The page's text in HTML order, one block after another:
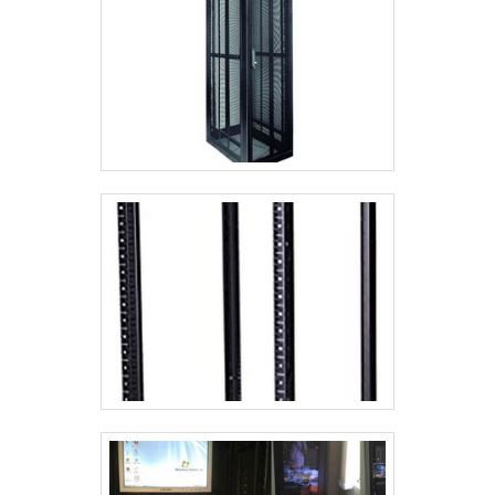
que faz, comprovando sua essência de
trazer o melhor para os parceiros..
geração; Escritório de alta qualidade
onde são realizadas as atividades;
Tecnologia de ponta. Tudo para
garantir rack outdoor preço acessível e
com excelente custo-benefício. Sem
perder o foco em rack outdoor preço,
tenha produtos e serviços com ótima
qualidade e eficiência, características
simples, mas que mostram o
comprometimento da empresa com
seus clientes.É por tudo isso que a
Rack for Solution é especialista quando
exploramos o segmento de
comercialização de produtos e
acessórios de informática. O foco é
oferecer o que há de melhor para
fidelizar os clientes. A equipe é